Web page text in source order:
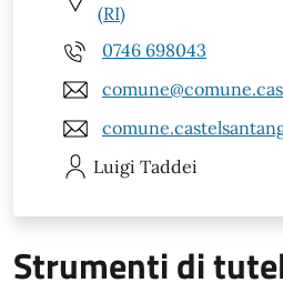
(RI)
0746 698043
Luigi Taddei
Strumenti di